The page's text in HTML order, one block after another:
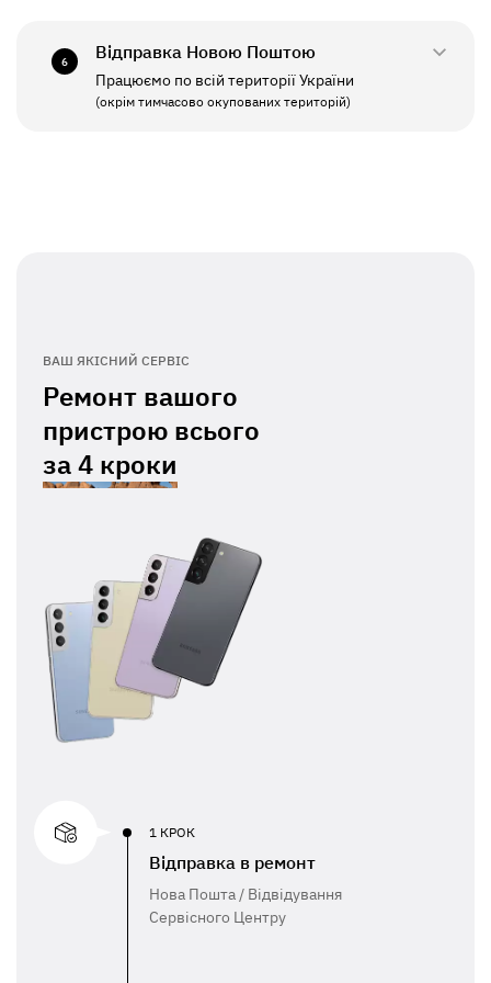
ПН - ПТ
СБ - НД
11:00 - 19:00
6 Відправка Новою Поштою
Працюємо по всій території України
(окрім тимчасово окупованих територій)
ВАШ ЯКІСНИЙ СЕРВІС
Ремонт вашого
пристрою всього
за4 кроки
1 КРОК
Відправка в ремонт
Нова Пошта / Відвідування
Сервісного Центру